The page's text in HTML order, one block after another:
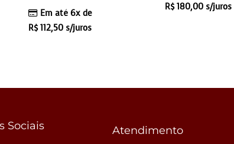
Em até 6x de
R$112,50s/juros
R$180,00s/juros
Sociais Atendimento